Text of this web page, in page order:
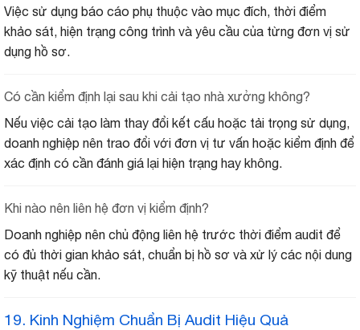
Việc sử dụng báo cáo phụ thuộc vào mục đích, thời điểm
khảo sát, hiện trạng công trình và yêu cầu của từng đơn vị sử
dụng hồ sơ.
Có cần kiểm định lại sau khi cải tạo nhà xưởng không?
Nếu việc cải tạo làm thay đổi kết cấu hoặc tải trọng sử dụng,
doanh nghiệp nên trao đổi với đơn vị tư vấn hoặc kiểm định để
xác định có cần đánh giá lại hiện trạng hay không.
Khi nào nên liên hệ đơn vị kiểm định?
Doanh nghiệp nên chủ động liên hệ trước thời điểm audit để
có đủ thời gian khảo sát, chuẩn bị hồ sơ và xử lý các nội dung
kỹ thuật nếu cần.
19. Kinh Nghiệm Chuẩn Bị Audit Hiệu Quả